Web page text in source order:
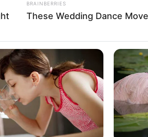
മാറി
ആനയുടെ കുത്തേറ്റ
കുഴിത്തുറ
ശേഷം ബന്ധുക്കള്‍ക്ക്
ഇറങ്ങിയത്.
BRAINBERRIES
These Wedding Dance